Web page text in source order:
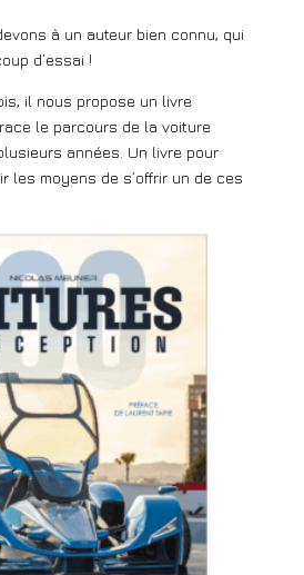
à un auteur bien connu, qui
d’essai !
il nous propose un livre
le parcours de la voiture
années. Un livre pour
les moyens de s’offrir un de ces